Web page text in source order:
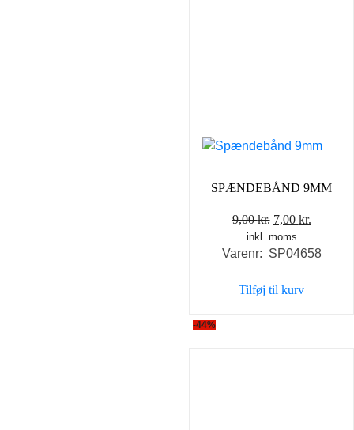
SPÆNDEBÅND 9MM
9,00kr. Den
oprindelige
pris
9,00 kr..
7,00 kr.
pris
inkl. moms
Varenr: SP04658
Tilføj til kurv
-44%